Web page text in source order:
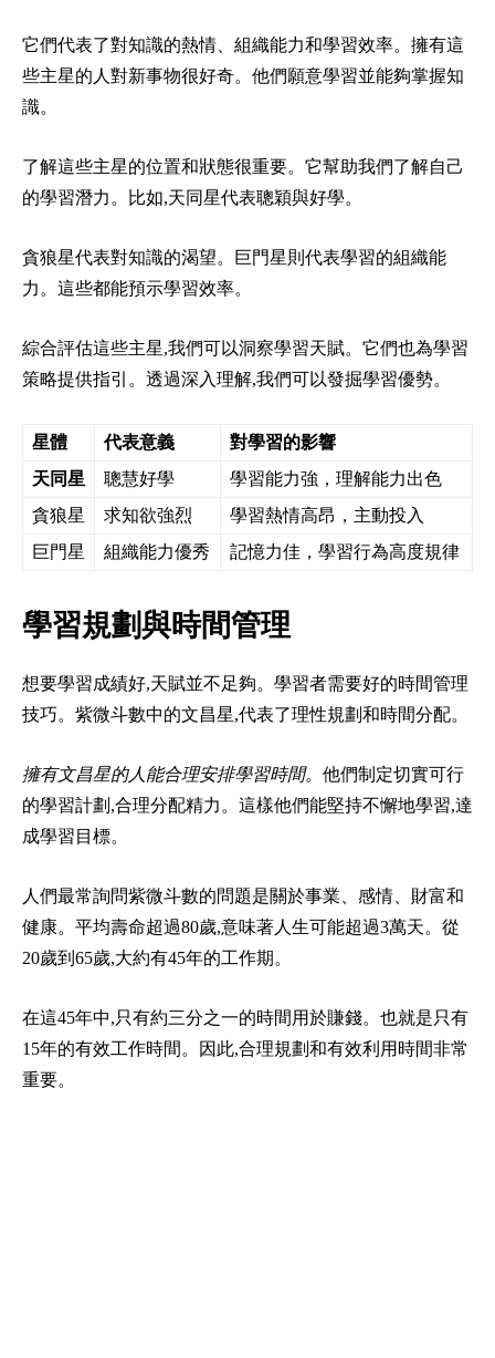
它們代表了對知識的熱情、組織能力和學習效率。擁有這
些主星的人對新事物很好奇。他們願意學習並能夠掌握知
識。
了解這些主星的位置和狀態很重要。它幫助我們了解自己
的學習潛力。比如,天同星代表聰穎與好學。
貪狼星代表對知識的渴望。巨門星則代表學習的組織能
力。這些都能預示學習效率。
綜合評估這些主星,我們可以洞察學習天賦。它們也為學習
策略提供指引。透過深入理解,我們可以發掘學習優勢。
星體 代表意義
對學習的影響
天同星
聰慧好學
學習能力強，理解能力出色
貪狼星
求知欲強烈
學習熱情高昂，主動投入
巨門星
組織能力優秀 記憶力佳，學習行為高度規律
學習規劃與時間管理
想要學習成績好,天賦並不足夠。學習者需要好的時間管理
技巧。紫微斗數中的文昌星,代表了理性規劃和時間分配。
擁有文昌星的人能合理安排學習時間。 他們制定切實可行
的學習計劃,合理分配精力。這樣他們能堅持不懈地學習,達
成學習目標。
人們最常詢問紫微斗數的問題是關於事業、感情、財富和
健康。平均壽命超過80歲,意味著人生可能超過3萬天。從
20歲到65歲,大約有45年的工作期。
在這45年中,只有約三分之一的時間用於賺錢。也就是只有
15年的有效工作時間。因此,合理規劃和有效利用時間非常
重要。